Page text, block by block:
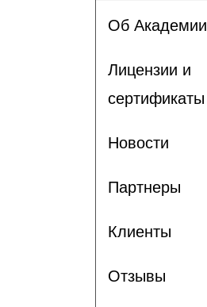
Об Академии
Лицензии и
сертификаты
Новости
Партнеры
Клиенты
Отзывы